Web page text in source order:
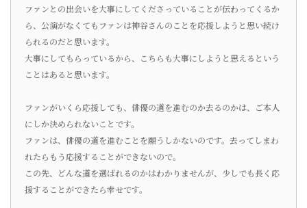
ファンとの出会いを大事にしてくださっていることが伝わってくるか
ら、公演がなくてもファンは神谷さんのことを応援しようと思い続け
られるのだと思います。
大事にしてもらっているから、こちらも大事にしようと思えるという
ことはあると思います。
ファンがいくら応援しても、俳優の道を進むのか去るのかは、ご本人
にしか決められないことです。
ファンは、俳優の道を進むことを願うしかないのです。去ってしまわ
れたらもう応援することができないので。
この先、どんな道を選ばれるのかはわかりませんが、少しでも長く応
援することができたら幸せです。